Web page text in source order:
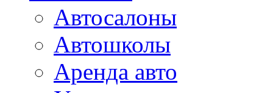
Автосалоны
Автошколы
Аренда авто